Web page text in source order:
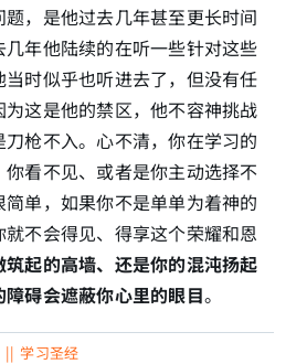
，是他过去几年甚至更长时间
年他陆续的在听一些针对这些
时似乎也听进去了，但没有任
这是他的禁区，他不容神挑战
枪不入。心不清，你在学习的
看不见、或者是你主动选择不
单，如果你不是单单为着神的
不会得见、得享这个荣耀和恩
起的高墙、还是你的混沌扬起
碍会遮蔽你心里的眼目。
|| 学习圣经